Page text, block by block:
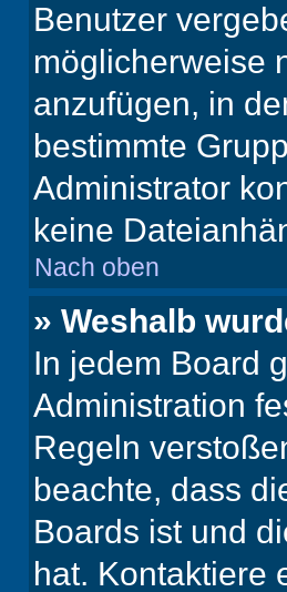
Benutzer
möglicherweise
anzufügen, in
bestimmte
Administrator
keine
Nach oben
» Weshalb
In jedem Board
Administration
Regeln
beachte, dass
Boards ist und
hat. Kontaktiere